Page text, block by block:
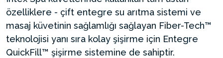
özelliklere - çift entegre su arıtma sistemi ve
masaj küvetinin sağlamlığı sağlayan Fiber-Tech™
teknolojisi yanı sıra kolay şişirme için Entegre
QuickFill™ şişirme sistemine de sahiptir.